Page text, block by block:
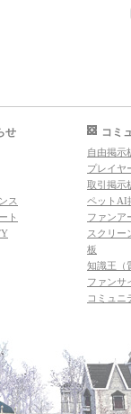
せ
ス
ト
コミ
自由掲示
プレイヤ
取引掲示
ペットAI
ファンア
スクリー
板
知識王（
ファンサ
コミュニ